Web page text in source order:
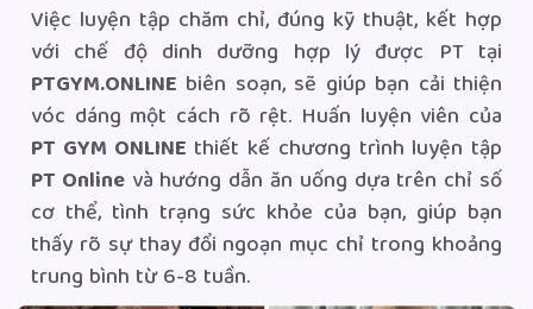
Việc luyện tập chăm chỉ, đúng kỹ thuật, kết hợp
với chế độ dinh dưỡng hợp lý được PT tại
PTGYM.ONLINE biên soạn, sẽ giúp bạn cải thiện
vóc dáng một cách rõ rệt. Huấn luyện viên của
PT GYM ONLINE thiết kế chương trình luyện tập
PT Onlinevà hướng dẫn ăn uống dựa trên chỉ số
cơ thể, tình trạng sức khỏe của bạn, giúp bạn
thấy rõ sự thay đổi ngoạn mục chỉ trong khoảng
trung bình từ 6-8 tuần.